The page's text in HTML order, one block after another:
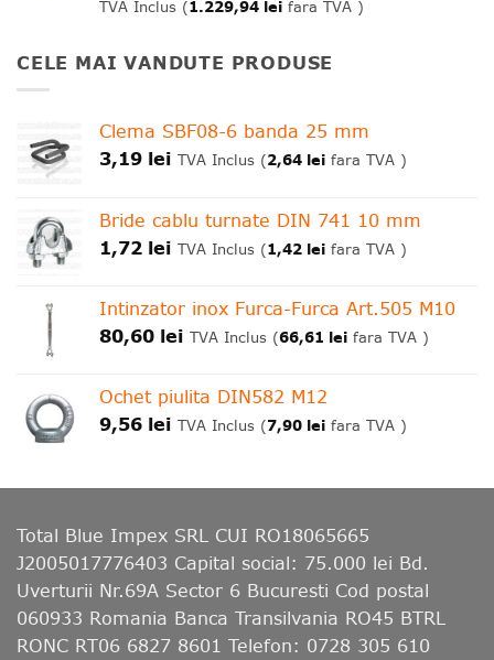
TVA Inclus (1.229,94 lei fara TVA )
CELE MAI VANDUTE PRODUSE
Clema SBF08-6 banda 25 mm
3,19 lei TVA Inclus (2,64 lei fara TVA )
Bride cablu turnate DIN 741 10 mm
1,72 lei TVA Inclus (1,42 lei fara TVA )
Intinzator inox Furca-Furca Art.505 M10
80,60 lei TVA Inclus (66,61 lei fara TVA )
Ochet piulita DIN582 M12
9,56 lei TVA Inclus (7,90 lei fara TVA )
Total Blue Impex SRL CUI RO18065665
J2005017776403 Capital social: 75.000 lei Bd.
Uverturii Nr.69A Sector 6 Bucuresti Cod postal
060933 Romania Banca Transilvania RO45 BTRL
RONC RT06 6827 8601 Telefon: 0728 305 610